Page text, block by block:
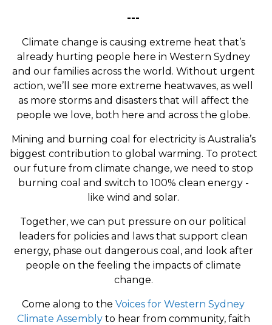
---
Climate change is causing extreme heat that’s
already hurting people here in Western Sydney
and our families across the world. Without urgent
action, we’ll see more extreme heatwaves, as well
as more storms and disasters that will affect the
people we love, both here and across the globe.
Mining and burning coal for electricity is Australia’s
biggest contribution to global warming. To protect
our future from climate change, we need to stop
burning coal and switch to 100% clean energy -
like wind and solar.
Together, we can put pressure on our political
leaders for policies and laws that support clean
energy, phase out dangerous coal, and look after
people on the feeling the impacts of climate
change.
Come along to the Voices for Western Sydney
Climate Assemblyto hear from community, faith